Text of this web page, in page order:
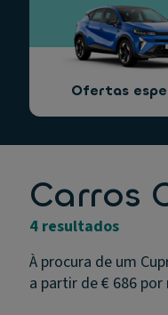
Ofertas
Carros
4 resultados
À procura de um
a partir de € 686